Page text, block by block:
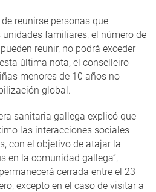
reunirse personas que
familiares, el número de
reunir, no podrá exceder
última nota, el conselleiro
menores de 10 años no
global.
sanitaria gallega explicó que
las interacciones sociales
con el objetivo de atajar la
en la comunidad gallega”,
cerrada entre el 23
excepto en el caso de visitar a